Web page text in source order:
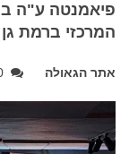
פיאמנטה ע"ה
המרכזי ברמת
אתר הגאולה